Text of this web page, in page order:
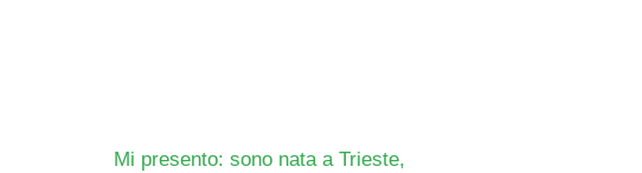
Mi presento: sono nata a Trieste,